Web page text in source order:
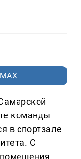
команды
в спортзале
С
помещения